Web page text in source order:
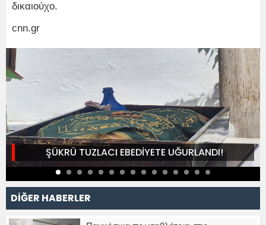
δικαιούχο.
cnn.gr
ŞÜKRÜ TUZLACI EBEDİYETE UĞURLANDI!
DİĞER HABERLER